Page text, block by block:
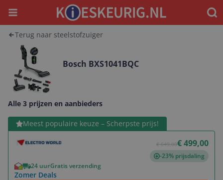
Menu
Terug naar steelstofzuiger
Bosch BXS1041BQC
Alle 3 prijzen en aanbieders
Meest populaire keuze – Scherpste prijs!
€ 649,00€ 499,00
-23% prijsdaling
24 uurGratis verzending
Zomer Deals
Bekijk product